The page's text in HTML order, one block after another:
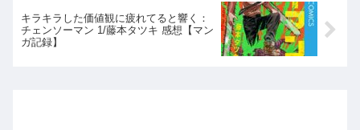
キラキラした価値観に疲れてると響く：
チェンソーマン 1/藤本タツキ 感想【マン
ガ記録】